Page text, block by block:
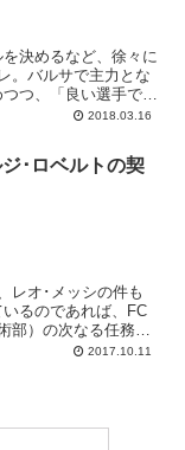
決めるなど、徐々に
。バルサで主力とな
つ、「良い選手では
ンス人デランテロで
2018.03.16
･ロベルトの契
レオ･メッシの件も
るのであれば、FC
部）の次なる任務は
、ジェラール･ピケ
2017.10.11